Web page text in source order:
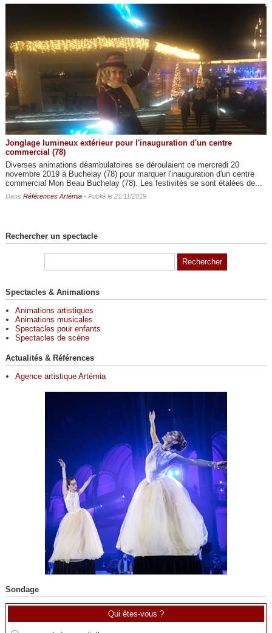
Jonglage lumineux extérieur pour l'inauguration d'un centre
commercial (78)
Diverses animations déambulatoires se déroulaient ce mercredi 20
novembre 2019 à Buchelay (78) pour marquer l'inauguration d'un centre
commercial Mon Beau Buchelay (78). Les festivités se sont étalées de...
Dans Références Artémia- Publié le 21/11/2019
Rechercher un spectacle
Spectacles & Animations
Animations artistiques
Animations musicales
Spectacles pour enfants
Spectacles de scène
Actualités & Références
Agence artistique Artémia
Sondage
Qui êtes-vous ?